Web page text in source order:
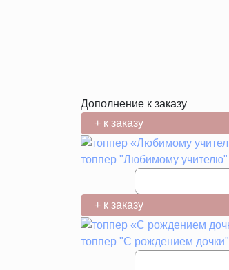
Дополнение к заказу
+ к заказу
топпер "Любимому учителю"
+ к заказу
топпер "С рождением дочки"